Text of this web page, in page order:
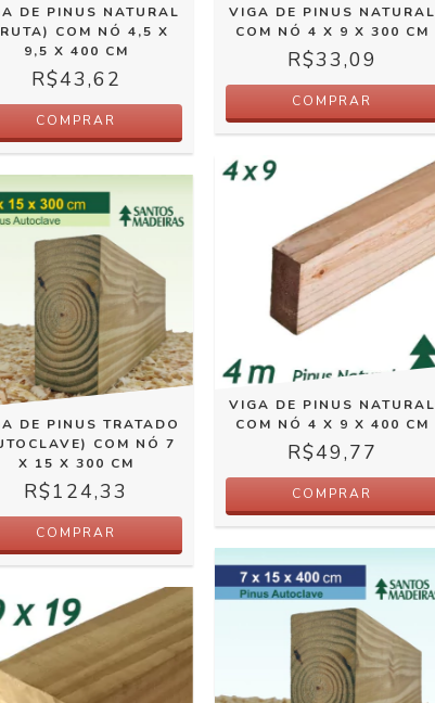
DE PINUS NATURAL
COM NÓ 4,5 X
9,5 X 400 CM
R$43,62
COMPRAR
VIGA DE PINUS NATURAL
COM NÓ 4 X 9 X 300 CM
R$33,09
COMPRAR
DE PINUS TRATADO
COM NÓ 7
X 15 X 300 CM
R$124,33
COMPRAR
VIGA DE PINUS NATURAL
COM NÓ 4 X 9 X 400 CM
R$49,77
COMPRAR